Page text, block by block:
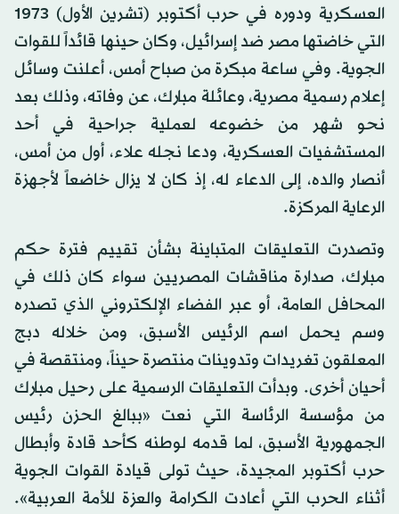
العسكرية ودوره في حرب أكتوبر (تشرين الأول) 1973
التي خاضتها مصر ضد إسرائيل، وكان حينها قائداً للقوات
الجوية. وفي ساعة مبكرة من صباح أمس، أعلنت وسائل
إعلام رسمية مصرية، وعائلة مبارك، عن وفاته، وذلك بعد
نحو شهر من خضوعه لعملية جراحية في أحد
المستشفيات العسكرية، ودعا نجله علاء، أول من أمس،
أنصار والده، إلى الدعاء له، إذ كان لا يزال خاضعاً لأجهزة
الرعاية المركزة.
وتصدرت التعليقات المتباينة بشأن تقييم فترة حكم
مبارك، صدارة مناقشات المصريين سواء كان ذلك في
المحافل العامة، أو عبر الفضاء الإلكتروني الذي تصدره
وسم يحمل اسم الرئيس الأسبق، ومن خلاله دبج
المعلقون تغريدات وتدوينات منتصرة حيناً، ومنتقصة في
أحيان أخرى. وبدأت التعليقات الرسمية على رحيل مبارك
من مؤسسة الرئاسة التي نعت «ببالغ الحزن رئيس
الجمهورية الأسبق، لما قدمه لوطنه كأحد قادة وأبطال
حرب أكتوبر المجيدة، حيث تولى قيادة القوات الجوية
أثناء الحرب التي أعادت الكرامة والعزة للأمة العربية».